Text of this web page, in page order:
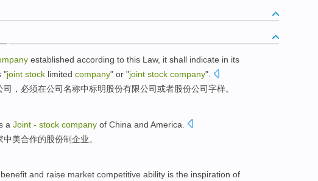
established according to this Law, it shall indicate in its
"joint stock limited company" or "joint stock company".
司 ， 必须在公司名称中标明 股份有限公司或者股份公司字样。
a Joint - stock company of China and America
中美合作的股份制企业。
benefit and raise market competitive ability is the inspiration of